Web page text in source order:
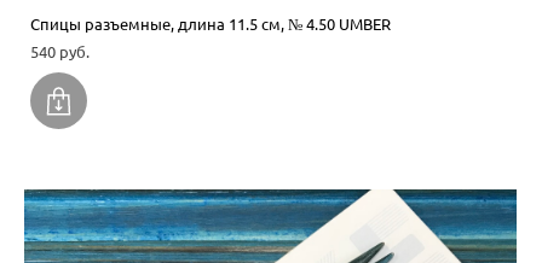
Спицы разъемные, длина 11.5 см, № 4.50 UMBER
540 pуб.